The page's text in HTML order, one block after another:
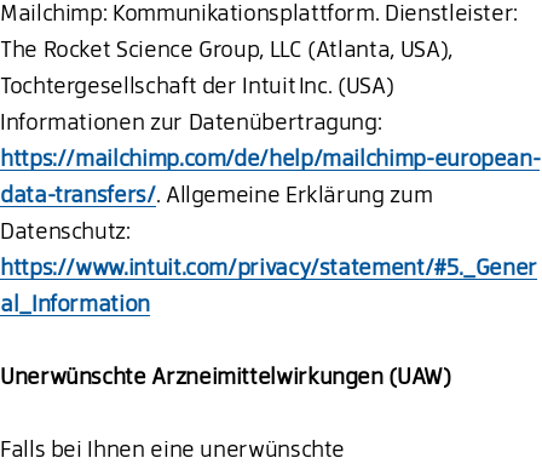
Mailchimp: Kommunikationsplattform. Dienstleister:
The Rocket Science Group, LLC (Atlanta, USA),
Tochtergesellschaft der Intuit Inc. (USA)
Informationen zur Datenübertragung:
https://mailchimp.com/de/help/mailchimp-european-
data-transfers/. Allgemeine Erklärung zum
Datenschutz:
https://www.intuit.com/privacy/statement/#5._Gener
al_Information
Unerwünschte Arzneimittelwirkungen (UAW)
Falls bei Ihnen eine unerwünschte